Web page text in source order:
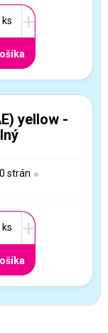
+
yellow -
strán
+